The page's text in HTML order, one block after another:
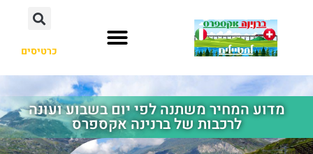
כרטיסים
מדוע המחיר משתנה לפי יום בשבוע ועונה
לרכבות של ברנינה אקספרס